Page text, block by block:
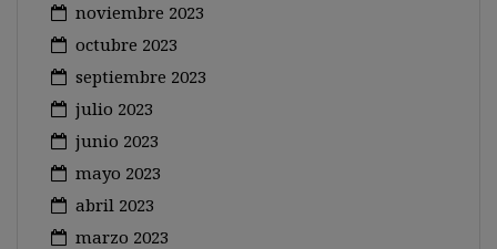
noviembre 2023
octubre 2023
septiembre 2023
julio 2023
junio 2023
mayo 2023
abril 2023
marzo 2023